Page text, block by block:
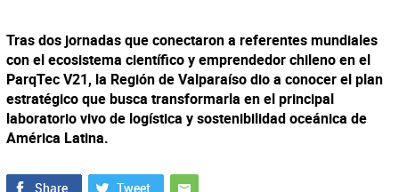
Tras dos jornadas que conectaron a referentes mundiales
con el ecosistema científico y emprendedor chileno en el
ParqTec V21, la Región de Valparaíso dio a conocer el plan
estratégico que busca transformarla en el principal
laboratorio vivo de logística y sostenibilidad oceánica de
América Latina.